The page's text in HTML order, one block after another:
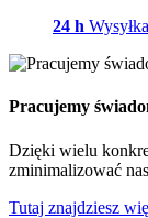
24 h Wysyłka
Pracujemy
Dzięki wielu
zminimalizować
Tutaj znajdziesz